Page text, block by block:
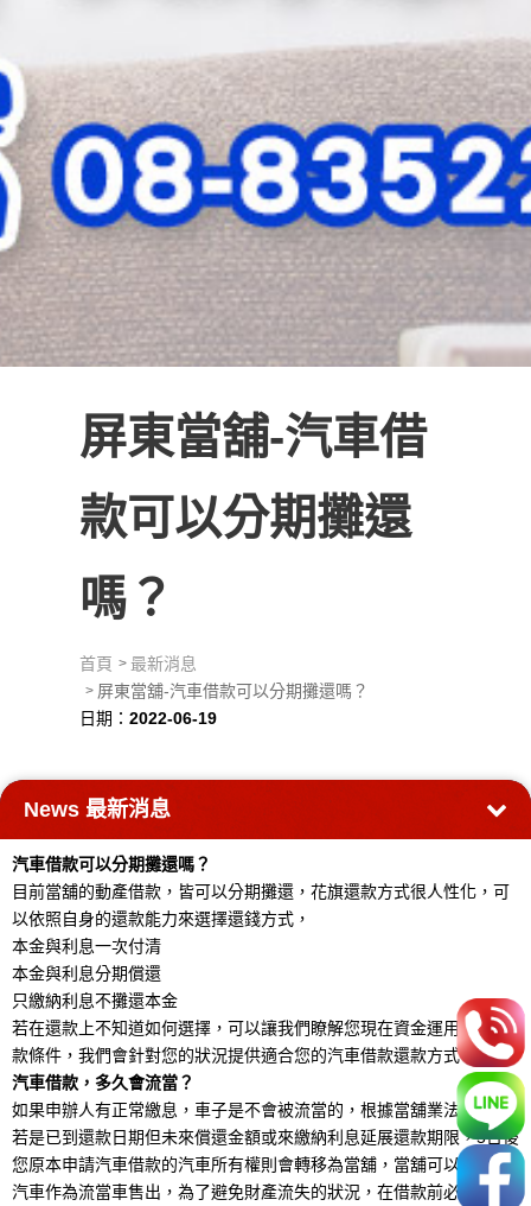
屏東當舖-汽車借
款可以分期攤還
嗎？
首頁
最新消息
屏東當舖-汽車借款可以分期攤還嗎？
日期：2022-06-19
News 最新消息
汽車借款可以分期攤還嗎？
目前當舖的動產借款，皆可以分期攤還，花旗還款方式很人性化，可
以依照自身的還款能力來選擇還錢方式，
本金與利息一次付清
本金與利息分期償還
只繳納利息不攤還本金
若在還款上不知道如何選擇，可以讓我們瞭解您現在資金運用以及還
款條件，我們會針對您的狀況提供適合您的汽車借款還款方式。
汽車借款，多久會流當？
如果申辦人有正常繳息，車子是不會被流當的，根據當舖業法規則，
若是已到還款日期但未來償還金額或來繳納利息延展還款期限，5日後
您原本申請汽車借款的汽車所有權則會轉移為當舖，當舖可以將您的
汽車作為流當車售出，為了避免財產流失的狀況，在借款前必須先評